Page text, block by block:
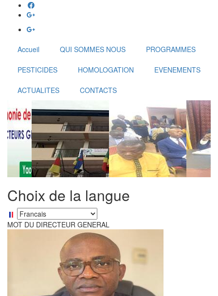
principal
Accueil
QUI SOMMES NOUS PROGRAMMES
PESTICIDES HOMOLOGATION EVENEMENTS
ACTUALITES CONTACTS
Choix de la langue
Select
your
language
MOT DU DIRECTEUR GENERAL